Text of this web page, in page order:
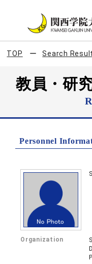
TOP Search Result
教員・研
Personnel
Organization